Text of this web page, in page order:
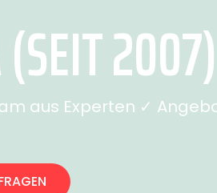
2007)
aus Experten ✓